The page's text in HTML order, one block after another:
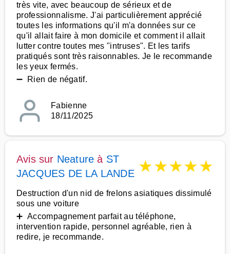
très vite, avec beaucoup de sérieux et de
professionnalisme. J'ai particulièrement apprécié
toutes les informations qu'il m'a données sur ce
qu'il allait faire à mon domicile et comment il allait
lutter contre toutes mes "intruses". Et les tarifs
pratiqués sont très raisonnables. Je le recommande
les yeux fermés.
➖ Rien de négatif.
Fabienne
18/11/2025
Avis sur Neature à ST
JACQUES DE LA LANDE ★★★★★
Destruction d'un nid de frelons asiatiques dissimulé
sous une voiture
➕ Accompagnement parfait au téléphone,
intervention rapide, personnel agréable, rien à
redire, je recommande.